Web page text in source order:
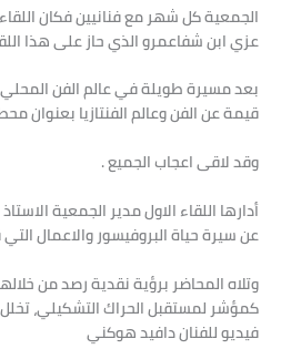
الجمعية كل شهر مع فنانيين فكان
عزي ابن شفاعمرو الذي حاز على هذا
بعد مسيرة طويلة في عالم الفن
قيمة عن الفن وعالم الفنتازيا بعنوان
وقد لاقى اعجاب الجميع .
أدارها اللقاء الاول مدير الجمعية
عن سيرة حياة البروفيسور والاعمال
وتلاه المحاضر برؤية نقدية رصد من
كمؤشر لمستقبل الحراك التشكيلي،
فيديو للفنان دافيد هوكني